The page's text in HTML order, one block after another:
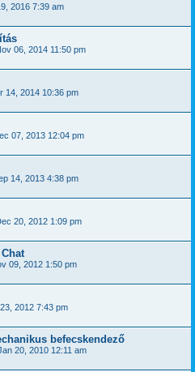
2016 7:39 am
06, 2014 11:50 pm
14, 2014 10:36 pm
07, 2013 12:04 pm
14, 2013 4:38 pm
20, 2012 1:09 pm
09, 2012 1:50 pm
2012 7:43 pm
befecskendező
20, 2010 12:11 am